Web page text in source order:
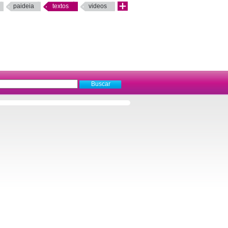
paideia textos videos